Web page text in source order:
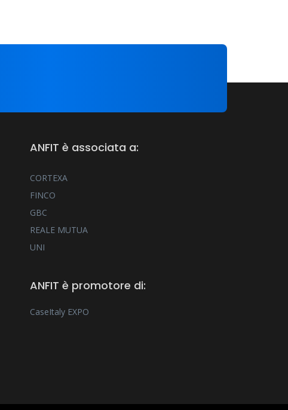
ANFIT è associata a:
CORTEXA
FINCO
GBC
REALE MUTUA
UNI
ANFIT è promotore di:
CaseItaly EXPO